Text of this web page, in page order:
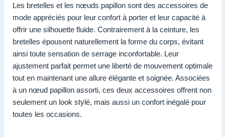
Les bretelles et les nœuds papillon sont des accessoires de
mode appréciés pour leur confort à porter et leur capacité à
offrir une silhouette fluide. Contrairement à la ceinture, les
bretelles épousent naturellement la forme du corps, évitant
ainsi toute sensation de serrage inconfortable. Leur
ajustement parfait permet une liberté de mouvement optimale
tout en maintenant une allure élégante et soignée. Associées
à un nœud papillon assorti, ces deux accessoires offrent non
seulement un look stylé, mais aussi un confort inégalé pour
toutes les occasions.